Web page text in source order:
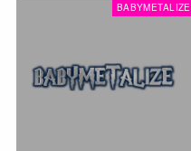
BABYMETALIZE